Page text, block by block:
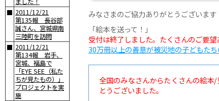
■ 2011/12/21
第135報 長谷部
誠さん、宮城県南
三陸町を訪問
■ 2011/12/21
第134報 岩手、
宮城、福島で
「EYE SEE（私た
ちが見たもの）」
プロジェクトを実
施
みなさまのご協力ありがとうございます
「絵本を送って！」
受付は終了しました。たくさんのご要望
30万冊以上の善意が被災地の子どもた
全国のみなさんからたくさんの絵
とうございました。